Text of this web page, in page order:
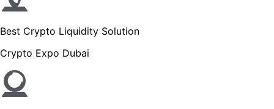
Best Crypto Liquidity Solution
Crypto Expo Dubai